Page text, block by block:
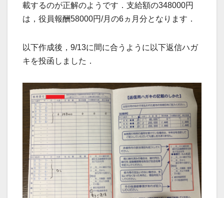
載するのが正解のようです．支給額の348000円
は，役員報酬58000円/月の6ヵ月分となります．
以下作成後，9/13に間に合うように以下返信ハガ
キを投函しました．